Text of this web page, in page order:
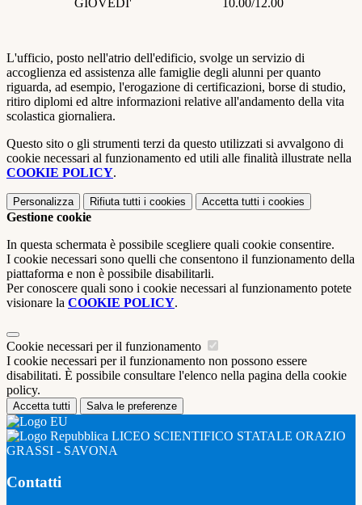
GIOVEDI' 10.00/12.00
L'ufficio, posto nell'atrio dell'edificio, svolge un servizio di
accoglienza ed assistenza alle famiglie degli alunni per quanto
riguarda, ad esempio, l'erogazione di certificazioni, borse di studio,
ritiro diplomi ed altre informazioni relative all'andamento della vita
scolastica giornaliera.
Questo sito o gli strumenti terzi da questo utilizzati si avvalgono di
cookie necessari al funzionamento ed utili alle finalità illustrate nella
COOKIE POLICY.
Personalizza Rifiuta tutti i cookies Accetta tutti i cookies
Gestione cookie
In questa schermata è possibile scegliere quali cookie consentire.
I cookie necessari sono quelli che consentono il funzionamento della
piattaforma e non è possibile disabilitarli.
Per conoscere quali sono i cookie necessari al funzionamento potete
visionare la COOKIE POLICY.
Cookie necessari per il funzionamento
I cookie necessari per il funzionamento non possono essere
disabilitati. È possibile consultare l'elenco nella pagina della cookie
policy.
Accetta tutti Salva le preferenze
LICEO SCIENTIFICO STATALE ORAZIO
GRASSI - SAVONA
Contatti